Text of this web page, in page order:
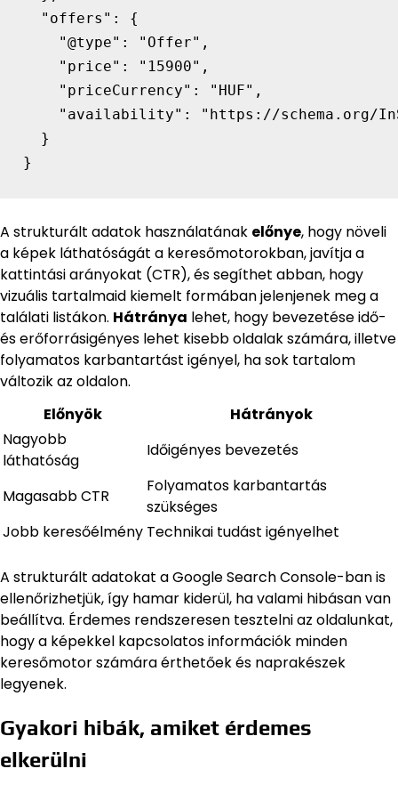
  "offers": {
    "@type": "Offer",
    "price": "15900",
    "priceCurrency": "HUF",
"availability": "https://schema.org/
  }
}
A strukturált adatok használatának előnye, hogy növeli
a képek láthatóságát a keresőmotorokban, javítja a
kattintási arányokat (CTR), és segíthet abban, hogy
vizuális tartalmaid kiemelt formában jelenjenek meg a
találati listákon. Hátránya lehet, hogy bevezetése idő-
és erőforrásigényes lehet kisebb oldalak számára, illetve
folyamatos karbantartást igényel, ha sok tartalom
változik az oldalon.
Előnyök
Hátrányok
Nagyobb
láthatóság
Időigényes bevezetés
Magasabb CTR
Folyamatos karbantartás
szükséges
Jobb keresőélmény Technikai tudást igényelhet
A strukturált adatokat a Google Search Console-ban is
ellenőrizhetjük, így hamar kiderül, ha valami hibásan van
beállítva. Érdemes rendszeresen tesztelni az oldalunkat,
hogy a képekkel kapcsolatos információk minden
keresőmotor számára érthetőek és naprakészek
legyenek.
Gyakori hibák, amiket érdemes
elkerülni